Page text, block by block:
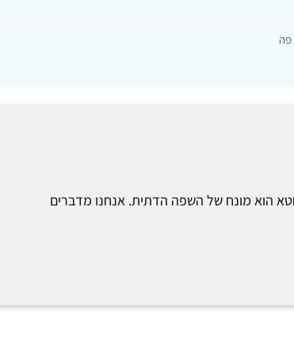
פה
הוא מונח של השפה הדתית. אנחנו מדברים